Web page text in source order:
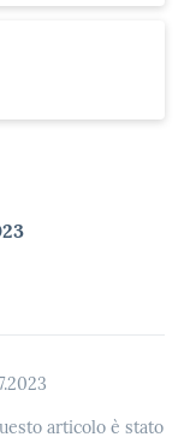
articolo è stato